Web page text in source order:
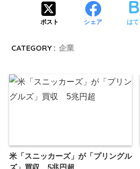
ポスト シェア は
CATEGORY : 企業
米「スニッカーズ」が「プリングル
ズ」買収 5兆円超